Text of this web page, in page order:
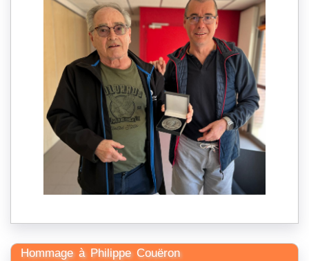
Hommage à Philippe Couëron